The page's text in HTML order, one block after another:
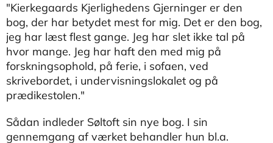
"Kierkegaards Kjerlighedens Gjerninger er den
bog, der har betydet mest for mig. Det er den bog,
jeg har læst flest gange. Jeg har slet ikke tal på
hvor mange. Jeg har haft den med mig på
forskningsophold, på ferie, i sofaen, ved
skrivebordet, i undervisningslokalet og på
prædikestolen."
Sådan indleder Søltoft sin nye bog. I sin
gennemgang af værket behandler hun bl.a.